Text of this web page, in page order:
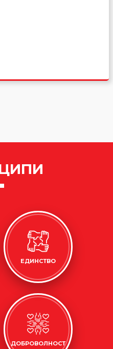
ЕДИНСТВО
ДОБРОВОЛНОСТ